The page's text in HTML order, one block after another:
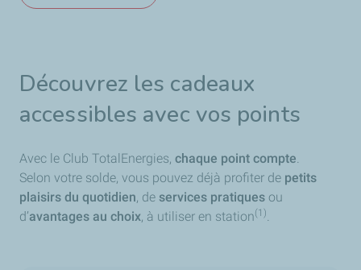
Découvrez les cadeaux
accessibles avec vos points
Avec le Club TotalEnergies, chaque point compte.
Selon votre solde, vous pouvez déjà profiter de petits
plaisirs du quotidien, de services pratiques ou
d’avantages au choix, à utiliser en station(1).